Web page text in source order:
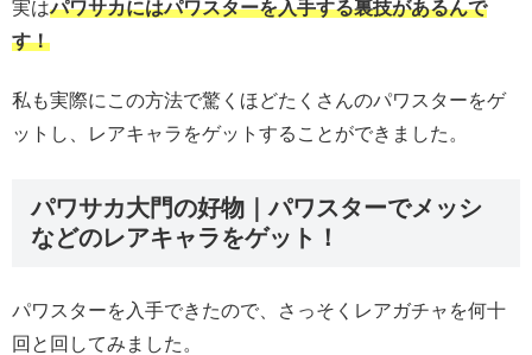
実はパワサカにはパワスターを入手する裏技があるんで
す！
私も実際にこの方法で驚くほどたくさんのパワスターをゲ
ットし、レアキャラをゲットすることができました。
パワサカ大門の好物｜パワスターでメッシ
などのレアキャラをゲット！
パワスターを入手できたので、さっそくレアガチャを何十
回と回してみました。